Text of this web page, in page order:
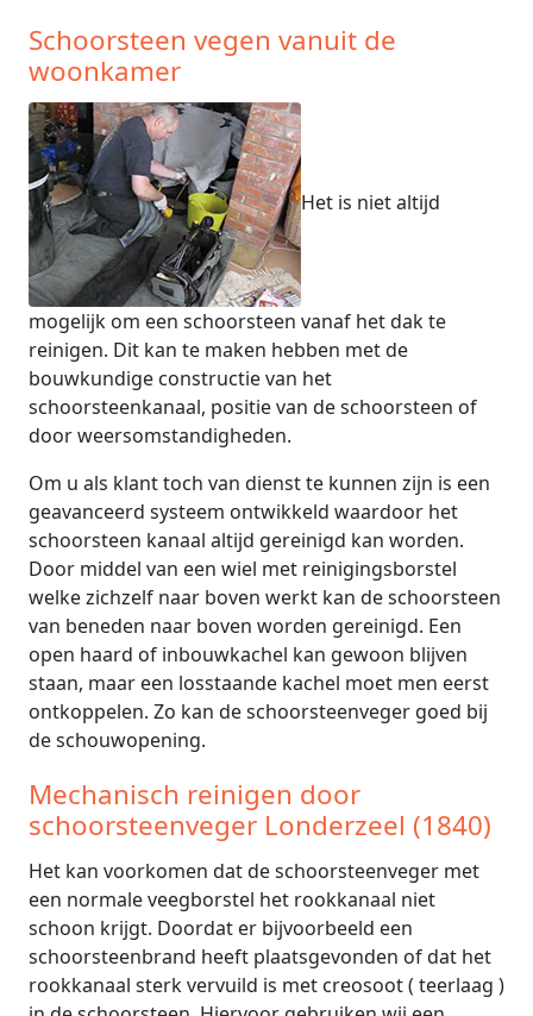
Schoorsteen vegen vanuit de
woonkamer
Het is niet altijd
mogelijk om een schoorsteen vanaf het dak te
reinigen. Dit kan te maken hebben met de
bouwkundige constructie van het
schoorsteenkanaal, positie van de schoorsteen of
door weersomstandigheden.
Om u als klant toch van dienst te kunnen zijn is een
geavanceerd systeem ontwikkeld waardoor het
schoorsteen kanaal altijd gereinigd kan worden.
Door middel van een wiel met reinigingsborstel
welke zichzelf naar boven werkt kan de schoorsteen
van beneden naar boven worden gereinigd. Een
open haard of inbouwkachel kan gewoon blijven
staan, maar een losstaande kachel moet men eerst
ontkoppelen. Zo kan de schoorsteenveger goed bij
de schouwopening.
Mechanisch reinigen door
schoorsteenveger Londerzeel (1840)
Het kan voorkomen dat de schoorsteenveger met
een normale veegborstel het rookkanaal niet
schoon krijgt. Doordat er bijvoorbeeld een
schoorsteenbrand heeft plaatsgevonden of dat het
rookkanaal sterk vervuild is met creosoot ( teerlaag )